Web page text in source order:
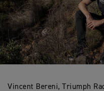
Vincent Bereni, Triumph